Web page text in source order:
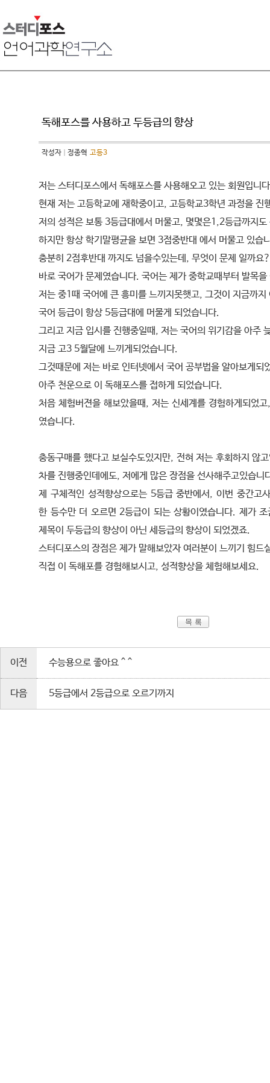
독해포스를 사용하고 두등급의 향상
작성자 정종혁 고등3
저는 스터디포스에서 독해포스를 사용해오고 있는 회원입니
현재 저는 고등학교에 재학중이고, 고등학교3학년 과정을 진
저의 성적은 보통 3등급대에서 머물고, 몇몇은1,2등급까지도
하지만 항상 학기말평균을 보면 3점중반대 에서 머물고 있습
충분히 2점후반대 까지도 넘을수있는데, 무엇이 문제 일까요?
바로 국어가 문제였습니다. 국어는 제가 중학교때부터 발목
저는 중1때 국어에 큰 흥미를 느끼지못햇고, 그것이 지금까지
국어 등급이 항상 5등급대에 머물게 되었습니다.
그리고 지금 입시를 진행중일때, 저는 국어의 위기감을 아주
지금 고3 5월달에 느끼게되었습니다.
그것때문에 저는 바로 인터넷에서 국어 공부법을 알아보게되
아주 천운으로 이 독해포스를 접하게 되었습니다.
처음 체험버젼을 해보았을때, 저는 신세계를 경험하게되었
였습니다.
충동구매를 했다고 보실수도있지만, 전혀 저는 후회하지 않
차를 진행중인데에도, 저에게 많은 장점을 선사해주고있습니
제 구체적인 성적향상으로는 5등급 중반에서, 이번 중간고
한 등수만 더 오르면 2등급이 되는 상황이였습니다. 제가 조
제목이 두등급의 향상이 아닌 세등급의 향상이 되었겠죠.
스터디포스의 장점은 제가 말해보았자 여러분이 느끼기 힘드
직접 이 독해포를 경험해보시고, 성적향상을 체험해보세요.
이전 수능용으로 좋아요 ^ ^
다음 5등급에서 2등급으로 오르기까지